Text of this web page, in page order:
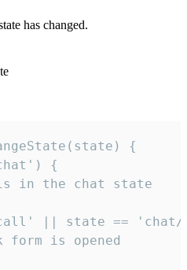
has changed.
{
{
in the chat state
|| state ==
form is opened